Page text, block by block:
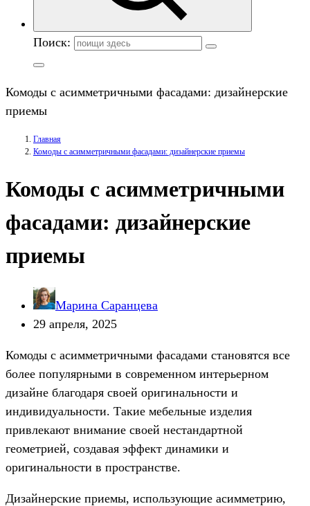
Поиск:
Комоды с асимметричными фасадами: дизайнерские
приемы
Главная
Комоды с асимметричными фасадами: дизайнерские приемы
Комоды с асимметричными
фасадами: дизайнерские
приемы
Марина Саранцева
29 апреля, 2025
Комоды с асимметричными фасадами становятся все
более популярными в современном интерьерном
дизайне благодаря своей оригинальности и
индивидуальности. Такие мебельные изделия
привлекают внимание своей нестандартной
геометрией, создавая эффект динамики и
оригинальности в пространстве.
Дизайнерские приемы, использующие асимметрию,